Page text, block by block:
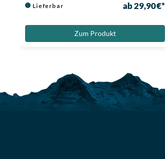
Lieferbar ab 29,90 €*
Zum Produkt